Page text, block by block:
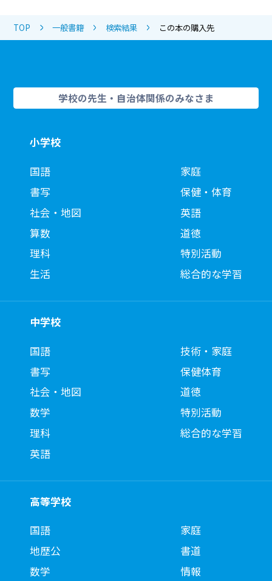
TOP 一般書籍 検索結果 この本の購入先
学校の先生・自治体関係のみなさま
小学校
国語
書写
社会・地図
算数
理科
生活
家庭
保健・体育
英語
道徳
特別活動
総合的な学習
中学校
国語
書写
社会・地図
数学
理科
英語
技術・家庭
保健体育
道徳
特別活動
総合的な学習
高等学校
国語
地歴公
数学
家庭
書道
情報